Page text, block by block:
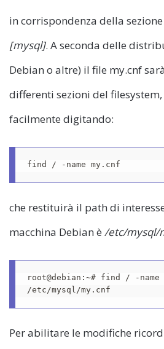
in corrispondenza della
[mysql]. A seconda delle
Debian o altre) il file my.cnf
differenti sezioni del
facilmente digitando:
find / -name my.cnf
che restituirà il path di
macchina Debian è /etc/mysql/
root@debian:~# find / -name
/etc/mysql/my.cnf
Per abilitare le modifiche